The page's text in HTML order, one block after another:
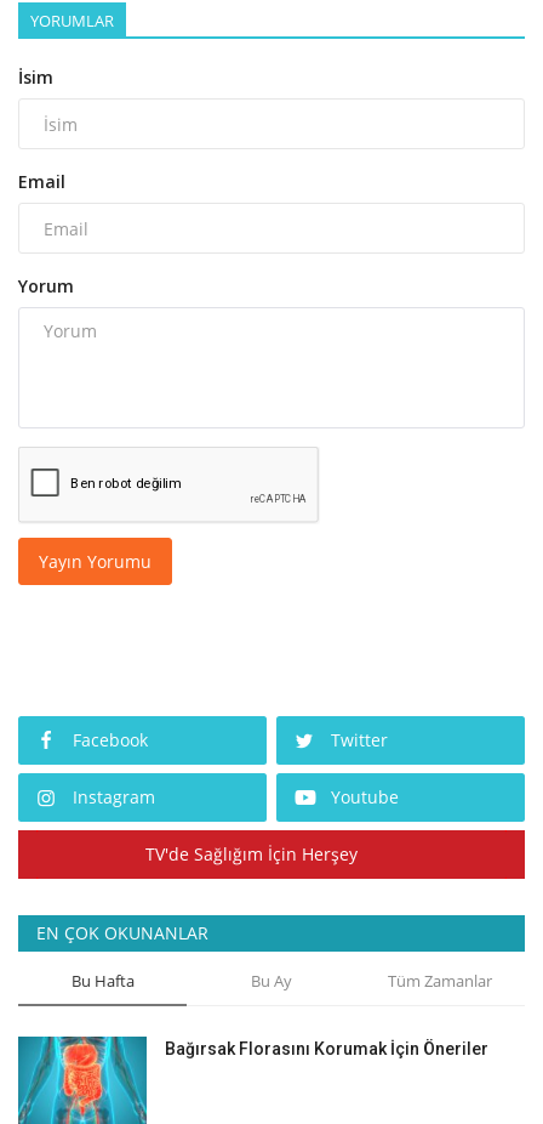
YORUMLAR
İsim
Email
Yorum
Yayın Yorumu
Facebook Twitter
Instagram Youtube
TV'de Sağlığım İçin Herşey
EN ÇOK OKUNANLAR
Bu Hafta Bu Ay Tüm Zamanlar
Bağırsak Florasını Korumak İçin Öneriler